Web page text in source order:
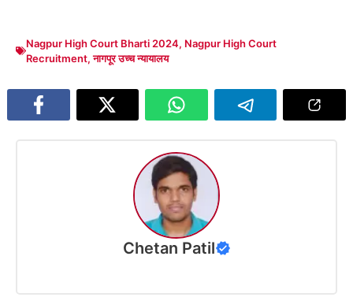
Nagpur High Court Bharti 2024, Nagpur High Court
Recruitment,नागपूर उच्च न्यायालय
Chetan Patil